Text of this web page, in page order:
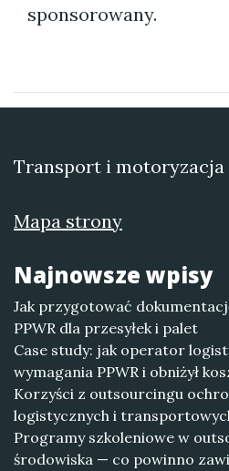
sponsorowany.
Transport i motoryzacja
Mapa strony
Najnowsze wpisy
Jak przygotować
PPWR dla przesyłek i palet
Case study: jak operator
wymagania PPWR i obniżył
Korzyści z outsourcingu
logistycznych i
Programy szkoleniowe w
środowiska — co powinno